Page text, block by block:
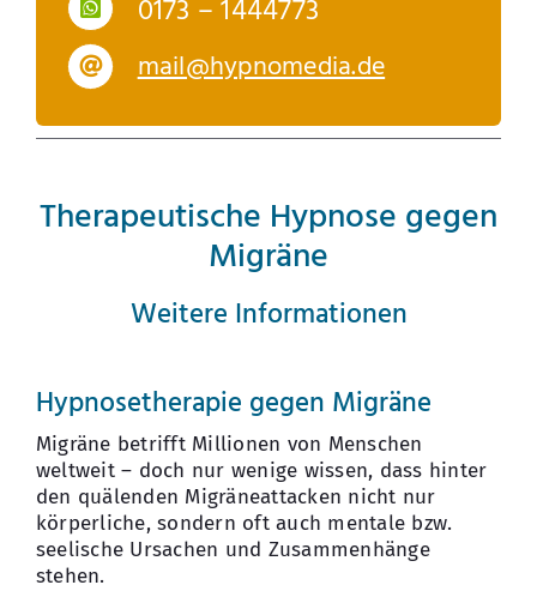
0173 – 1444773
mail@hypnomedia.de
Therapeutische Hypnose gegen
Migräne
Weitere Informationen
Hypnosetherapie gegen Migräne
Migräne betrifft Millionen von Menschen
weltweit – doch nur wenige wissen, dass hinter
den quälenden Migräneattacken nicht nur
körperliche, sondern oft auch mentale bzw.
seelische Ursachen und Zusammenhänge
stehen.